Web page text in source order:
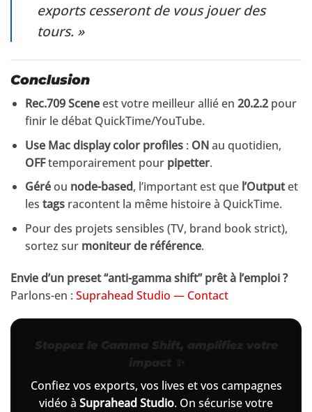
exports cesseront de vous jouer des
tours. »
Conclusion
Rec.709 Sceneest votre meilleur allié en 20.2.2pour
finir le débat QuickTime/YouTube.
Use Mac display color profiles: ONau quotidien,
OFFtemporairement pour pipetter.
Géréou node-based, l’important est que l’Outputet
les tagsracontent la même histoire à QuickTime.
Pour des projets sensibles (TV, brand book strict),
sortez sur moniteur de référence.
Envie d’un preset “anti-gamma shift” prêt à l’emploi ?
Parlons-en : Suprahead Studio — Contact
Stoppez le Gamma Shift, amplifiez votre
Confiez vos exports, vos lives et vos campagnes
vidéo à Suprahead Studio. On sécurise votre